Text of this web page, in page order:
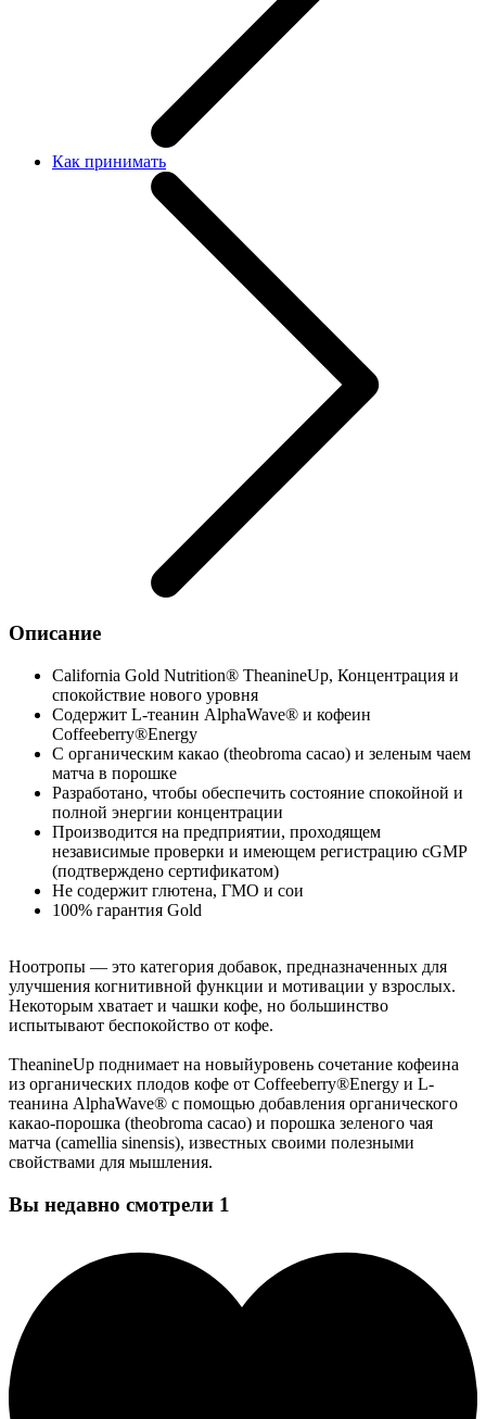
Как принимать
Описание
California Gold Nutrition® TheanineUp, Концентрация и
спокойствие нового уровня
Содержит L-теанин AlphaWave® и кофеин
Coffeeberry®Energy
С органическим какао (theobroma cacao) и зеленым чаем
матча в порошке
Разработано, чтобы обеспечить состояние спокойной и
полной энергии концентрации
Производится на предприятии, проходящем
независимые проверки и имеющем регистрацию cGMP
(подтверждено сертификатом)
Не содержит глютена, ГМО и сои
100% гарантия Gold
Ноотропы — это категория добавок, предназначенных для
улучшения когнитивной функции и мотивации у взрослых.
Некоторым хватает и чашки кофе, но большинство
испытывают беспокойство от кофе.
TheanineUp поднимает на новыйуровень сочетание кофеина
из органических плодов кофе от Coffeeberry®Energy и L-
теанина AlphaWave® с помощью добавления органического
какао-порошка (theobroma cacao) и порошка зеленого чая
матча (camellia sinensis), известных своими полезными
свойствами для мышления.
Вы недавно смотрели 1